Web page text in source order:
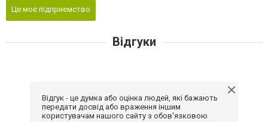
Це моє підприємство
Відгуки
Відгук - це думка або оцінка людей, які бажають
передати досвід або враження іншим
користувачам нашого сайту з обов'язковою